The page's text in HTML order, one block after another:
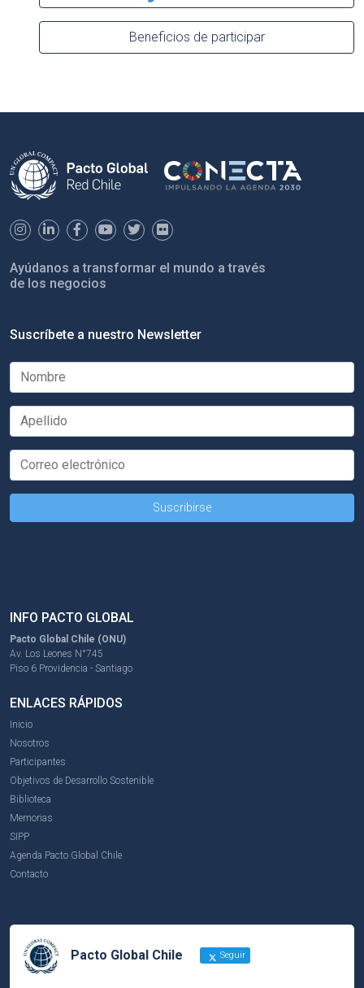
Beneficios de participar
Ayúdanos a transformar el mundo a través
de los negocios
Suscríbete a nuestro Newsletter
INFO PACTO GLOBAL
Pacto Global Chile (ONU)
Av. Los Leones N°745
Piso 6 Providencia - Santiago
ENLACES RÁPIDOS
Inicio
Nosotros
Participantes
Objetivos de Desarrollo Sostenible
Biblioteca
Memorias
SIPP
Agenda Pacto Global Chile
Contacto
Pacto Global Chile Seguir